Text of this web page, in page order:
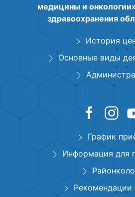
медицины и
здравоохранения
История
Основные виды
График
Информация для
Рекомендации